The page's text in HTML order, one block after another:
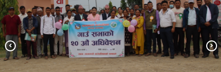
लालझाडी गाउँपापलिका गाउँ सभाको २०औ अधिवेशनको दोस्रो बैठक तस्विर
लालझाडी गाउँपालिका